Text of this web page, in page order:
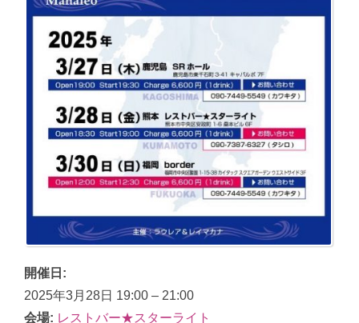
開催日:
2025年3月28日 19:00 – 21:00
会場: レストバー★スターライト